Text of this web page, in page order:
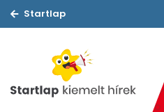
Startlap